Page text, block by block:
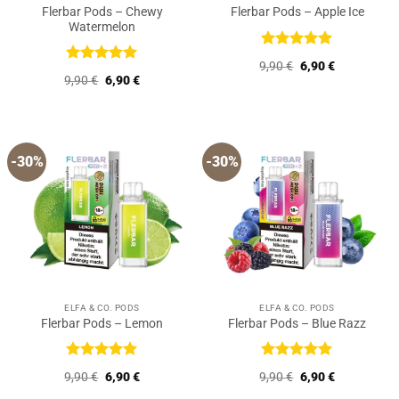
Flerbar Pods – Chewy
Watermelon
Bewertet
mit 5 von
9,90€ Ursprünglicher
Preis
6,90€Aktueller
Flerbar Pods – Apple Ice
Bewertet
mit 5 von
9,90€ Ursprünglicher
Preis
6,90€Aktueller
-30%
ELFA & CO. PODS
Flerbar Pods – Lemon
Bewertet
mit 5 von
9,90€ Ursprünglicher
Preis
6,90€Aktueller
-30%
ELFA & CO. PODS
Flerbar Pods – Blue Razz
Bewertet
mit 5 von
9,90€ Ursprünglicher
Preis
6,90€Aktueller